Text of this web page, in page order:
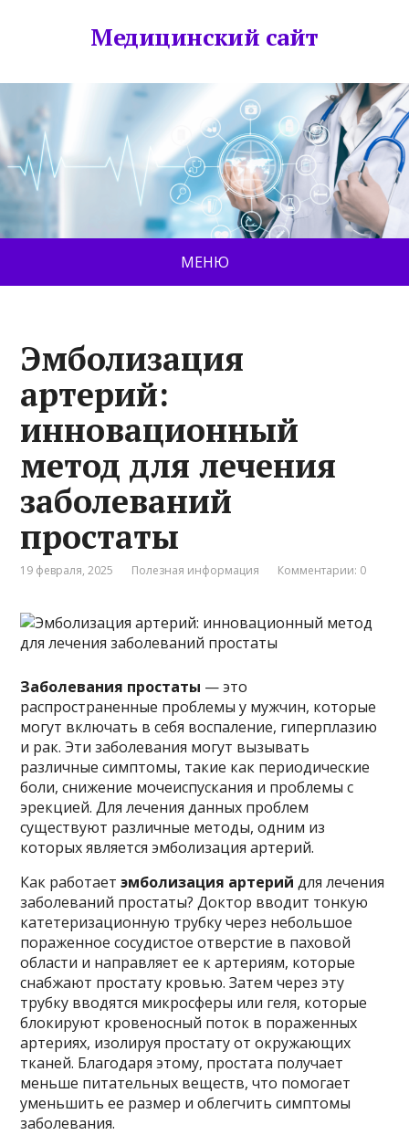
Медицинский сайт
МЕНЮ
Эмболизация
артерий:
инновационный
метод для лечения
заболеваний
простаты
19 февраля, 2025 Полезная информация Комментарии: 0
Заболевания простаты — это
распространенные проблемы у мужчин, которые
могут включать в себя воспаление, гиперплазию
и рак. Эти заболевания могут вызывать
различные симптомы, такие как периодические
боли, снижение мочеиспускания и проблемы с
эрекцией. Для лечения данных проблем
существуют различные методы, одним из
которых является эмболизация артерий.
Как работаетэмболизация артерий для лечения
заболеваний простаты? Доктор вводит тонкую
катетеризационную трубку через небольшое
пораженное сосудистое отверстие в паховой
области и направляет ее к артериям, которые
снабжают простату кровью. Затем через эту
трубку вводятся микросферы или геля, которые
блокируют кровеносный поток в пораженных
артериях, изолируя простату от окружающих
тканей. Благодаря этому, простата получает
меньше питательных веществ, что помогает
уменьшить ее размер и облегчить симптомы
заболевания.